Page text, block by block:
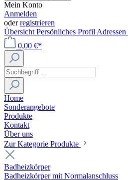
Mein Konto
Anmelden
oderregistrieren
Übersicht Persönliches Profil Adressen
0,00 €*
Home
Sonderangebote
Produkte
Kontakt
Über uns
Zur Kategorie Produkte
Badheizkörper
Badheizkörper mit Normalanschluss